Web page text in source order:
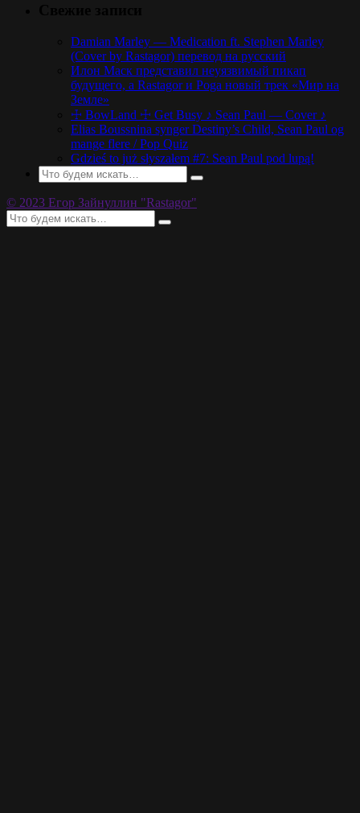
Damian Marley — Medication ft. Stephen Marley
(Cover by Rastagor) перевод на русский
Илон Маск представил неуязвимый пикап
будущего, а Rastagor и Poga новый трек «Мир на
Земле»
☩ BowLand ☩ Get Busy ♪ Sean Paul — Cover ♪
Elias Boussnina synger Destiny’s Child, Sean Paul og
mange flere / Pop Quiz
Gdzieś to już słyszałem #7: Sean Paul pod lupą!
© 2023 Егор Зайнуллин "Rastagor"